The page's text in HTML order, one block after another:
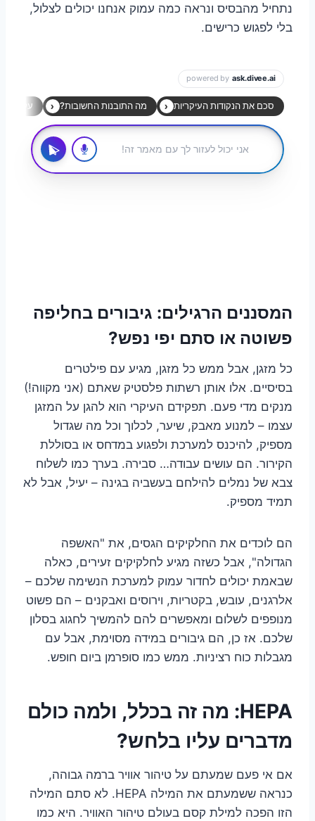
נתחיל מהבסיס ונראה כמה עמוק אנחנו יכולים לצלול,
בלי לפגוש כרישים.
המסננים הרגילים: גיבורים בחליפה
פשוטה או סתם יפי נפש?
כל מזגן, אבל ממש כל מזגן, מגיע עם פילטרים
בסיסיים. אלו אותן רשתות פלסטיק שאתם (אני מקווה!)
מנקים מדי פעם. תפקידם העיקרי הוא להגן על המזגן
עצמו – למנוע מאבק, שיער, לכלוך וכל מה שגדול
מספיק, להיכנס למערכת ולפגוע במדחס או בסוללת
הקירור. הם עושים עבודה… סבירה. בערך כמו לשלוח
צבא של נמלים להילחם בעשביה בגינה – יעיל, אבל לא
תמיד מספיק.
הם לוכדים את החלקיקים הגסים, את "האשפה
הגדולה", אבל כשזה מגיע לחלקיקים זעירים, כאלה
שבאמת יכולים לחדור עמוק למערכת הנשימה שלכם –
אלרגנים, עובש, בקטריות, וירוסים ואבקנים – הם פשוט
מנופפים לשלום ומאפשרים להם להמשיך לחגוג בסלון
שלכם. אז כן, הם גיבורים במידה מסוימת, אבל עם
מגבלות כוח רציניות. ממש כמו סופרמן ביום חופש.
HEPA: מה זה בכלל, ולמה כולם
מדברים עליו בלחש?
אם אי פעם שמעתם על טיהור אוויר ברמה גבוהה,
כנראה ששמעתם את המילה HEPA. לא סתם המילה
הזו הפכה למילת קסם בעולם טיהור האוויר. היא כמו